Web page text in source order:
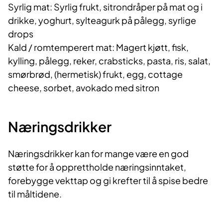
Syrlig mat: Syrlig frukt, sitrondråper på mat og i
drikke, yoghurt, sylteagurk på pålegg, syrlige
drops
Kald / romtemperert mat: Magert kjøtt, fisk,
kylling, pålegg, reker, crabsticks, pasta, ris, salat,
smørbrød, (hermetisk) frukt, egg, cottage
cheese, sorbet, avokado med sitron
Næringsdrikker
Næringsdrikker kan for mange være en god
støtte for å opprettholde næringsinntaket,
forebygge vekttap og gi krefter til å spise bedre
til måltidene.